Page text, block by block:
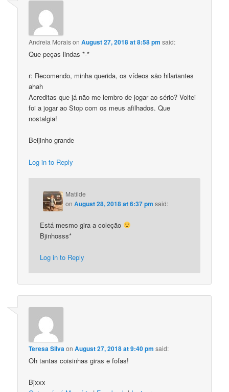
Andreia MoraisonAugust 27, 2018 at 8:58 pm said:
Que peças lindas *-*
r: Recomendo, minha querida, os vídeos são hilariantes
ahah
Acreditas que já não me lembro de jogar ao sério? Voltei
foi a jogar ao Stop com os meus afilhados. Que
nostalgia!
Beijinho grande
Log in to Reply
Matilde
onAugust 28, 2018 at 6:37 pm said:
Está mesmo gira a coleção
Bjinhosss*
Log in to Reply
Teresa Silva onAugust 27, 2018 at 9:40 pm said:
Oh tantas coisinhas giras e fofas!
Bjxxx